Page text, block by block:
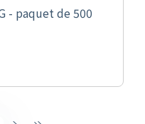
- paquet de 500